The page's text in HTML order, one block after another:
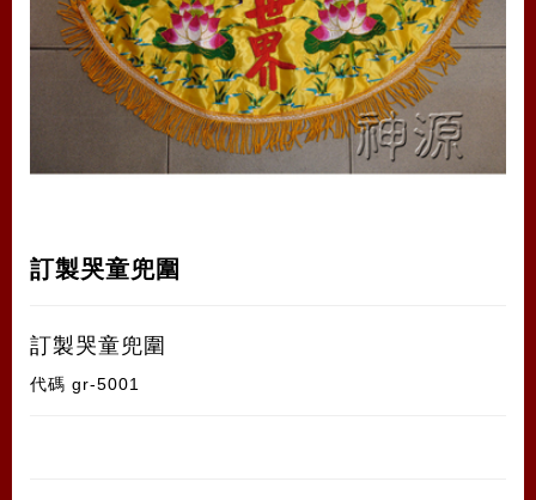
訂製哭童兜圍
訂製哭童兜圍
代碼 gr-5001